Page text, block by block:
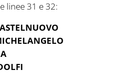
linee 31 e 32: